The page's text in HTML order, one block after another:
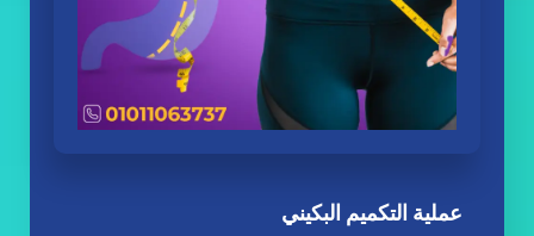
عملية التكميم البكيني